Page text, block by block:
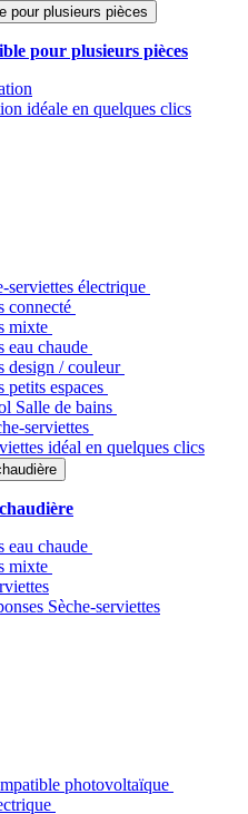
pour plusieurs pièces
pour plusieurs pièces
idéale en quelques clics
serviettes électrique
connecté
mixte
eau chaude
design / couleur
petits espaces
Salle de bains
serviettes
idéal en quelques clics
eau chaude
mixte
Sèche-serviettes
photovoltaïque